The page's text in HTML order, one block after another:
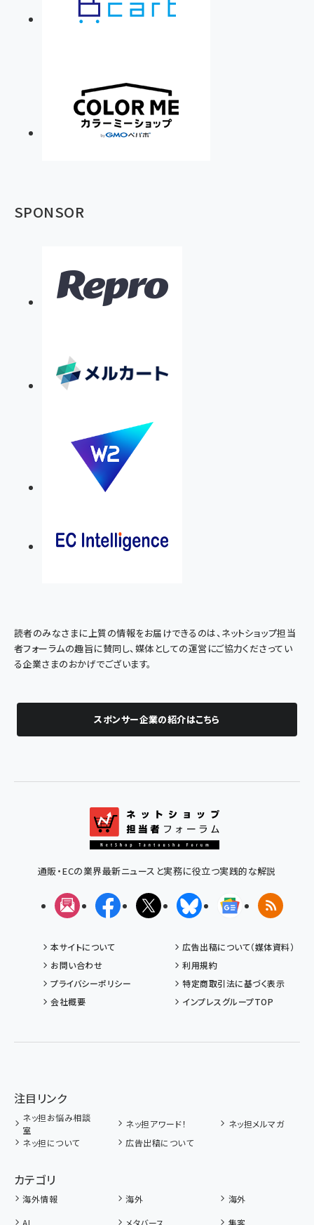
SPONSOR
読者のみなさまに上質の情報をお届けできるのは、ネットショップ担当
者フォーラムの趣旨に賛同し、媒体としての運営にご協力くださってい
る企業さまのおかげでございます。
スポンサー企業の紹介はこちら
通販・ECの業界最新ニュースと実務に役立つ実践的な解説
メルマガFacebookX(エックス)BlueskyGoogleニュ
RSS
本サイトについて
広告出稿について（媒体資料）
お問い合わせ
利用規約
プライバシーポリシー
特定商取引法に基づく表示
会社概要
インプレスグループTOP
注目リンク
ネッ担お悩み相談
室
ネッ担アワード！
ネッ担メルマガ
ネッ担について
広告出稿について
カテゴリ
海外情報 海外
海外